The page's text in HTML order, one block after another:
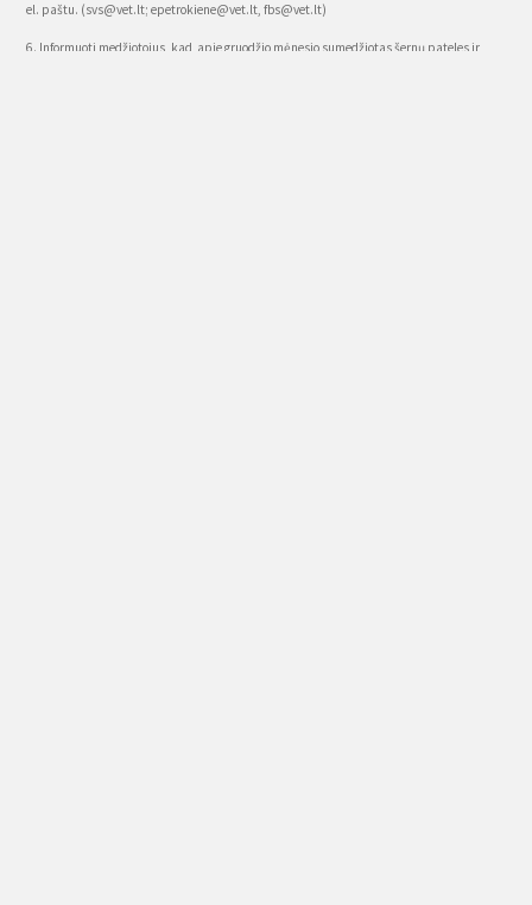
el. paštu. (svs@vet.lt;epetrokiene@vet.lt,fbs@vet.lt)
6. Informuoti medžiotojus, kad apie gruodžio mėnesio sumedžiotas šernų pateles ir